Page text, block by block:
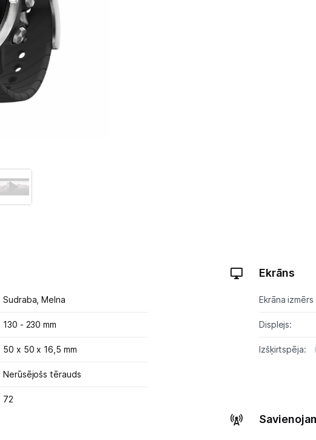
Sudraba,Melna
130 - 230 mm
50 x 50 x 16,5 mm
Nerūsējošs tērauds
72
Ekrāns
Ekrāna
Displejs:
Izšķirtspēja: